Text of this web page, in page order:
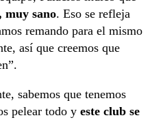
muy sano. Eso se refleja
remando para el mismo
así que creemos que
sabemos que tenemos
pelear todo y este club se